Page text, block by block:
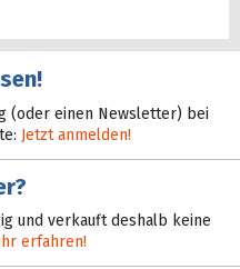
(oder einen Newsletter) bei
Jetzt anmelden!
und verkauft deshalb keine
erfahren!